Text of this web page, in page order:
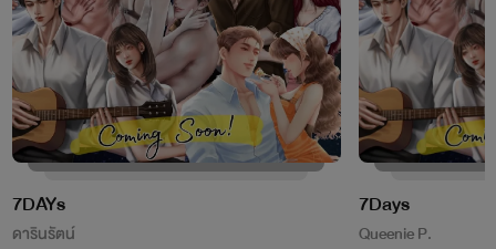
7DAYs
ดารินรัตน์
7Days
Queenie P.